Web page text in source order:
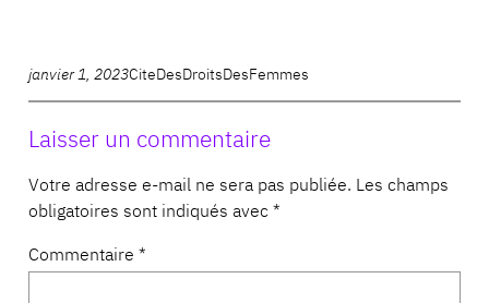
janvier 1, 2023CiteDesDroitsDesFemmes
Laisser un commentaire
Votre adresse e-mail ne sera pas publiée. Les champs
obligatoires sont indiqués avec *
Commentaire *